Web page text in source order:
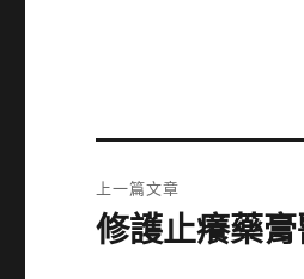
章
上一篇文章
上
修護止癢藥